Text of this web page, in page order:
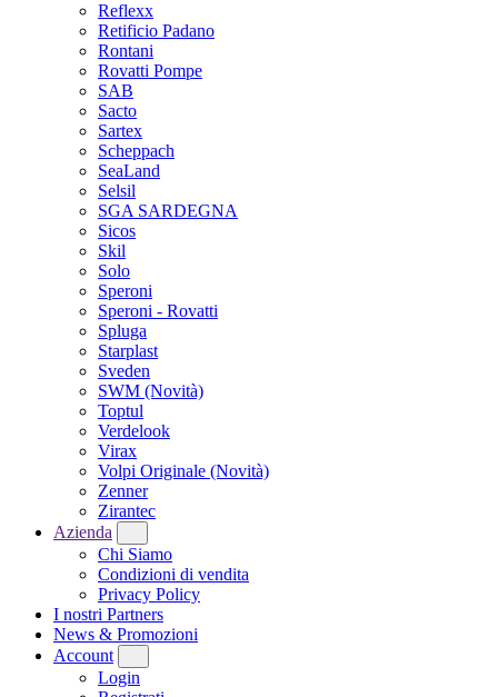
Reflexx
Retificio Padano
Rontani
Rovatti Pompe
SAB
Sacto
Sartex
Scheppach
SeaLand
Selsil
SGA SARDEGNA
Sicos
Skil
Solo
Speroni
Speroni - Rovatti
Spluga
Starplast
Sveden
SWM (Novità)
Toptul
Verdelook
Virax
Volpi Originale (Novità)
Zenner
Zirantec
Azienda
Chi Siamo
Condizioni di vendita
Privacy Policy
I nostri Partners
News & Promozioni
Account
Login